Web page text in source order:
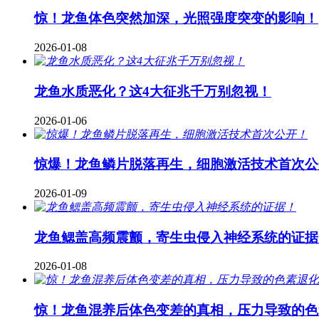
惊！龙鱼体色突然加深，光照强度突变的影响！
2026-01-08
龙鱼水质恶化？这4大征兆千万别忽视！
2026-01-06
惊爆！龙鱼鳞片脱落再生，细胞激活技术首次公
2026-01-09
龙鱼鳃盖高频震颤，寄生虫侵入神经系统的证据
2026-01-08
惊！龙鱼混养后体色变差的真相，压力导致的色